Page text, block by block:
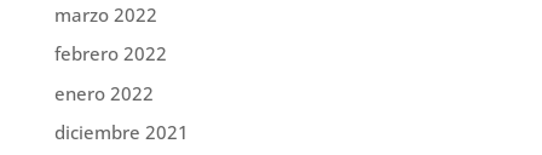
marzo 2022
febrero 2022
enero 2022
diciembre 2021